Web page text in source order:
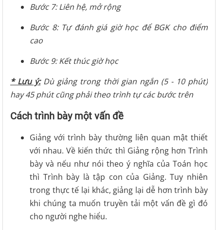
Bước 7: Liên hệ, mở rộng
Bước 8: Tự đánh giá giờ học để BGK cho điểm
cao
Bước 9: Kết thúc giờ học
* Lưu ý: Dù giảng trong thời gian ngắn (5 - 10 phút)
hay 45 phút cũng phải theo trình tự các bước trên
Cách trình bày một vấn đề
Giảng với trình bày thường liên quan mật thiết
với nhau. Về kiến thức thì Giảng rộng hơn Trình
bày và nếu như nói theo ý nghĩa của Toán học
thì Trình bày là tập con của Giảng. Tuy nhiên
trong thực tế lại khác, giảng lại dễ hơn trình bày
khi chúng ta muốn truyền tải một vấn đề gì đó
cho người nghe hiểu.